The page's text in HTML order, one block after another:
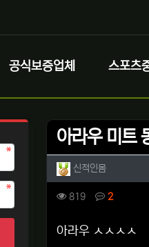
공식보증업체 스포츠
아라우 미트
작성자 정보
신적인몸작성
컨텐츠 정보
819조회 2댓글
본문
아라우 ㅅㅅㅅㅅ